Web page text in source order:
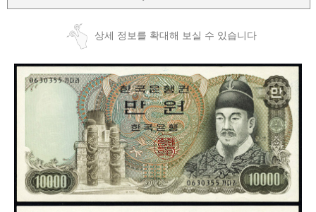
상세 정보를 확대해 보실 수 있습니다